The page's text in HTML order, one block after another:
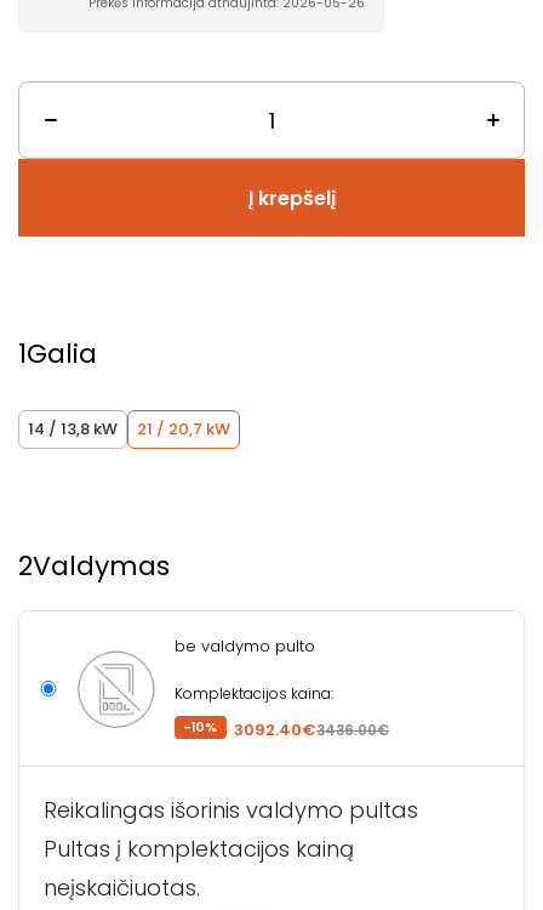
Į krepšelį
1Galia
14 / 13,8 kW 21 / 20,7 kW
2Valdymas
be valdymo pulto
Komplektacijos kaina:
-10% 3092.40€3436.00€
Reikalingas išorinis valdymo pultas
Pultas į komplektacijos kainą
neįskaičiuotas.